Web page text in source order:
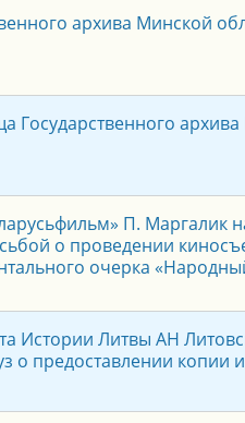
архива Минской
архива
П. Маргалик
о проведении
очерка
Истории Литвы АН
о предоставлении копии